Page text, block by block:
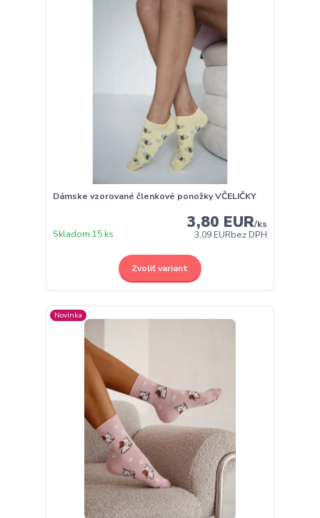
Dámske vzorované členkové ponožky VČELIČKY
3,80 EUR/ks
3,09 EURbez DPH
Skladom 15 ks
Zvoliť variant
Novinka